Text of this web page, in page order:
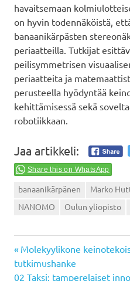
havaitsemaan
on hyvin todennäköistä,
banaanikärpästen
periaatteilla. Tutkijat
peilisymmetrisen
periaatteita ja
perusteella hyödyntää
kehittämisessä sekä
robotiikkaan.
Jaa artikkeli:
Share this on WhatsApp
banaanikärpänen Marko
NANOMO
Oulun yliopisto
Artikkelien
Previous
Post:
Molekyylikone
tutkimushanke
Next
02 Taksi: tamperelaiset